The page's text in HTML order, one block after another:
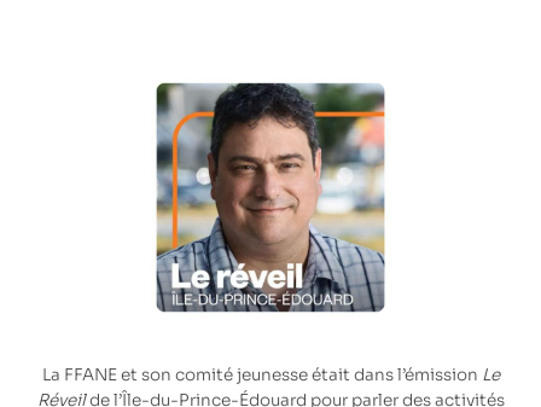
La FFANE et son comité jeunesseétait dans l’émission Le
Réveilde l’Île-du-Prince-Édouard pour parler des activités